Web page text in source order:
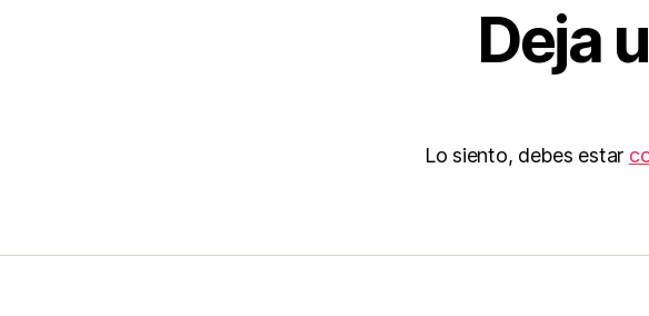
Deja
Lo siento, debes estar